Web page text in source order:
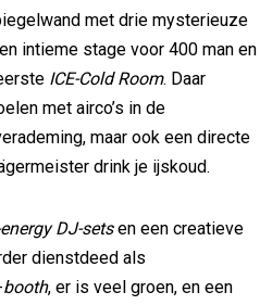
met drie mysterieuze
intieme stage voor 400 man en
ICE-Cold Room. Daar
met airco’s in de
maar ook een directe
drink je ijskoud.
DJ-setsen een creatieve
dienstdeed als
booth, er is veel groen, en een